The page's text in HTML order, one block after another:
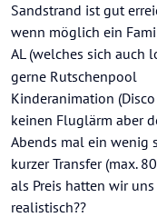
Sandstrand ist gut
wenn möglich ein
AL (welches sich auch
gerne Rutschenpool
Kinderanimation
keinen Fluglärm aber
Abends mal ein wenig
kurzer Transfer (max.
als Preis hatten wir
realistisch??